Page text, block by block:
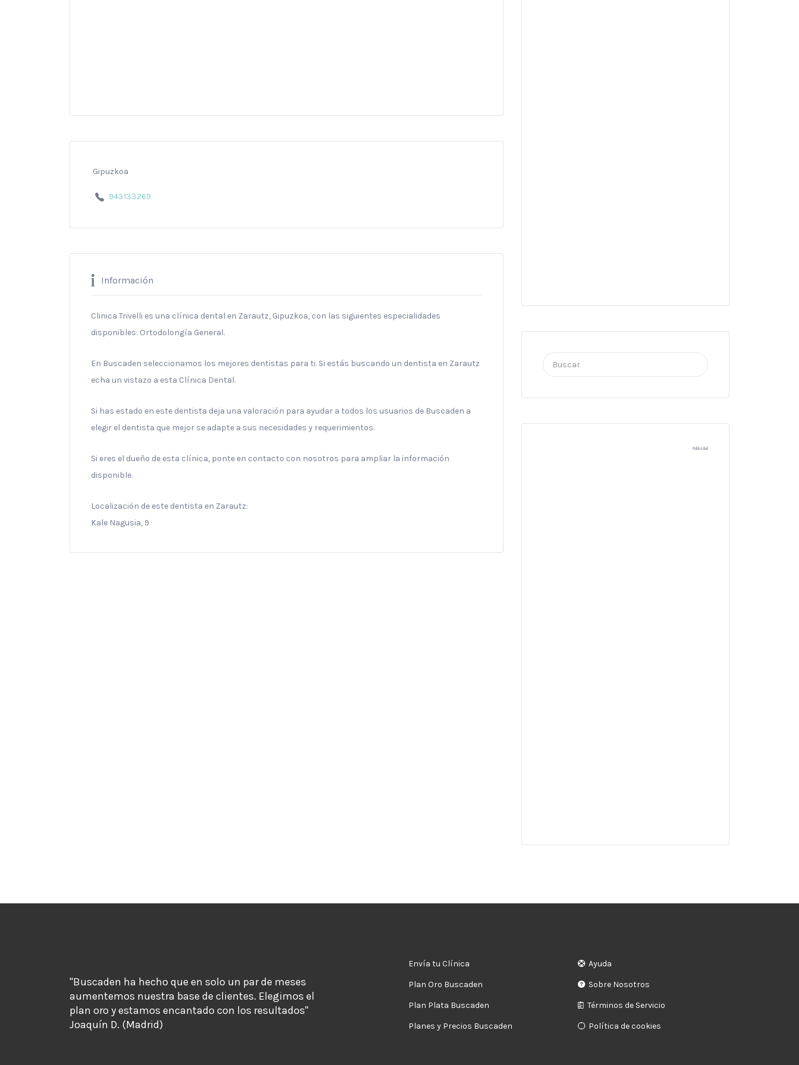
Gipuzkoa
943133269
Información
Clinica Trivelli es una clínica dental en Zarautz, Gipuzkoa, con las siguientes especialidades
disponibles: Ortodolongía General.
En Buscaden seleccionamos los mejores dentistas para ti. Si estás buscando un dentista en Zarautz
echa un vistazo a esta Clínica Dental.
Si has estado en este dentista deja una valoración para ayudar a todos los usuarios de Buscaden a
elegir el dentista que mejor se adapte a sus necesidades y requerimientos.
Si eres el dueño de esta clínica, ponte en contacto con nosotros para ampliar la información
disponible.
Localización de este dentista en Zarautz:
Kale Nagusia, 9
Buscar
por:
Publicidad
"Buscaden ha hecho que en solo un par de meses
aumentemos nuestra base de clientes. Elegimos el
plan oro y estamos encantado con los resultados"
Joaquín D. (Madrid)
Envía tu Clínica
Plan Oro Buscaden
Plan Plata Buscaden
Planes y Precios Buscaden
Ayuda
Sobre Nosotros
Términos de Servicio
Política de cookies